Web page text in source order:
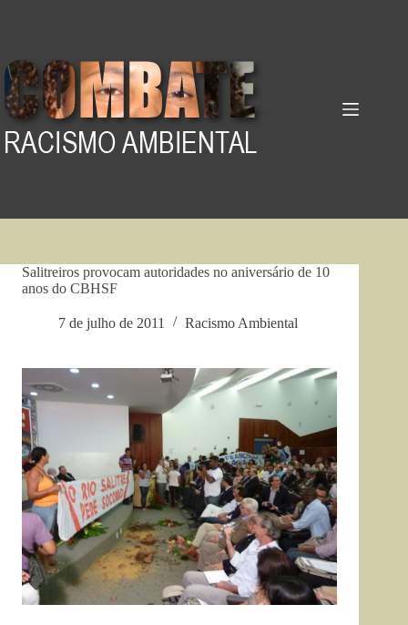
Salitreiros provocam autoridades no aniversário de 10
anos do CBHSF
7 de julho de 2011 Racismo Ambiental